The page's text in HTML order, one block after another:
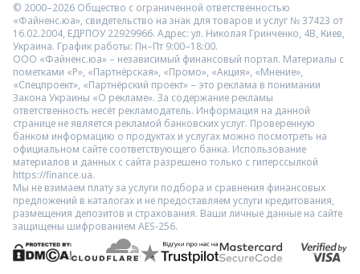
© 2000–2026 Общество с ограниченной ответственностью
«Файненс.юа», свидетельство на знак для товаров и услуг № 37423 от
16.02.2004, ЕДРПОУ 22929966. Адрес: ул. Николая Гринченко, 4В, Киев,
Украина. График работы: Пн–Пт 9:00–18:00.
ООО «Файненс.юа» – независимый финансовый портал. Материалы с
пометками «Р», «Партнёрская», «Промо», «Акция», «Мнение»,
«Спецпроект», «Партнёрский проект» – это реклама в понимании
Закона Украины «О рекламе». За содержание рекламы
ответственность несёт рекламодатель. Информация на данной
странице не является рекламой банковских услуг. Проверенную
банком информацию о продуктах и услугах можно посмотреть на
официальном сайте соответствующего банка. Использование
материалов и данных с сайта разрешено только с гиперссылкой
https://finance.ua.
Мы не взимаем плату за услуги подбора и сравнения финансовых
предложений в каталогах и не предоставляем услуги кредитования,
размещения депозитов и страхования. Ваши личные данные на сайте
защищены шифрованием AES-256.